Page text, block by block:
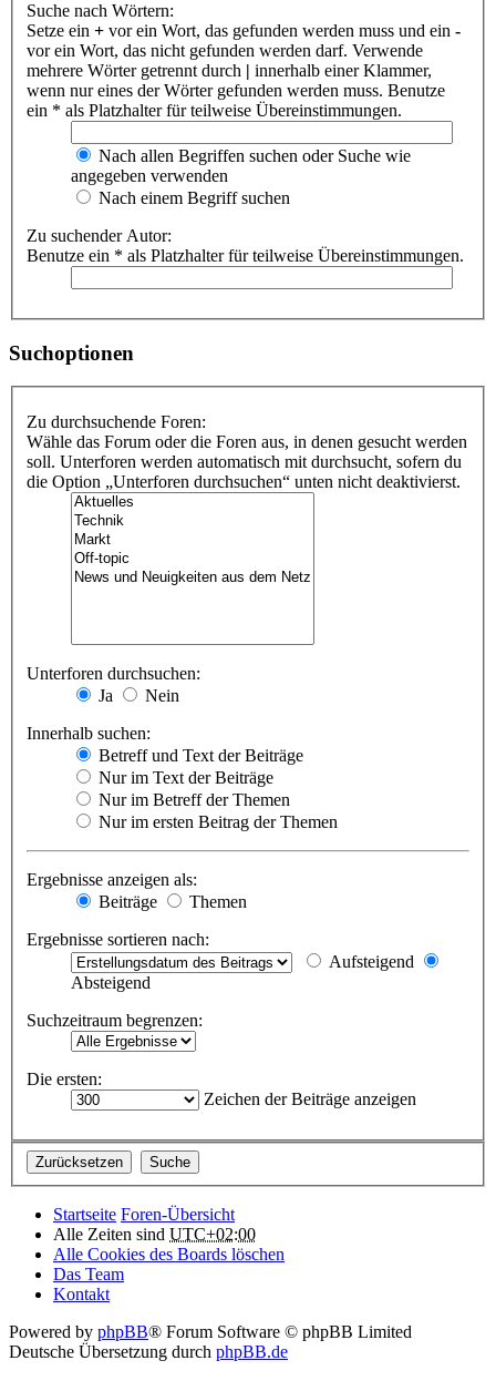
Suche nach Wörtern:
Setze ein + vor ein Wort, das gefunden werden muss und ein -
vor ein Wort, das nicht gefunden werden darf. Verwende
mehrere Wörter getrennt durch | innerhalb einer Klammer,
wenn nur eines der Wörter gefunden werden muss. Benutze
ein * als Platzhalter für teilweise Übereinstimmungen.
Nach allen Begriffen suchen oder Suche wie
angegeben verwenden
Nach einem Begriff suchen
Zu suchender Autor:
Benutze ein * als Platzhalter für teilweise Übereinstimmungen.
Suchoptionen
Zu durchsuchende Foren:
Wähle das Forum oder die Foren aus, in denen gesucht werden
soll. Unterforen werden automatisch mit durchsucht, sofern du
die Option „Unterforen durchsuchen“ unten nicht deaktivierst.
Unterforen durchsuchen:
Ja
Nein
Innerhalb suchen:
Betreff und Text der Beiträge
Nur im Text der Beiträge
Nur im Betreff der Themen
Nur im ersten Beitrag der Themen
Ergebnisse anzeigen als:
Beiträge
Themen
Ergebnisse sortieren nach:
Aufsteigend
Absteigend
Suchzeitraum begrenzen:
Die ersten:
Zeichen der Beiträge anzeigen
Startseite Foren-Übersicht
Alle Zeiten sind UTC+02:00
Alle Cookies des Boards löschen
Das Team
Kontakt
Powered by phpBB® Forum Software © phpBB Limited
Deutsche Übersetzung durch phpBB.de